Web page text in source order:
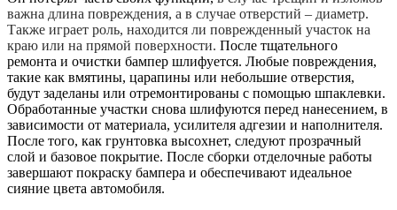
важна длина повреждения, а в случае отверстий – диаметр.
Также играет роль, находится ли поврежденный участок на
краю или на прямой поверхности. После тщательного
ремонта и очистки бампер шлифуется. Любые повреждения,
такие как вмятины, царапины или небольшие отверстия,
будут заделаны или отремонтированы с помощью шпаклевки.
Обработанные участки снова шлифуются перед нанесением, в
зависимости от материала, усилителя адгезии и наполнителя.
После того, как грунтовка высохнет, следуют прозрачный
слой и базовое покрытие. После сборки отделочные работы
завершают покраску бампера и обеспечивают идеальное
сияние цвета автомобиля.